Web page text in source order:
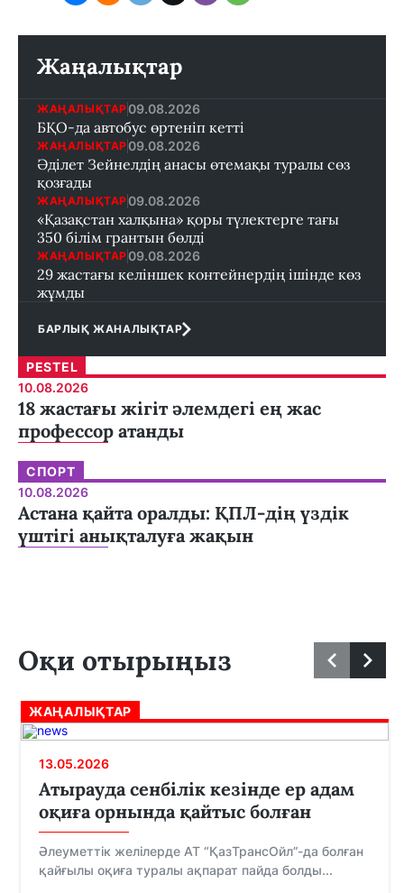
Жаңалықтар
ЖАҢАЛЫҚТАР 09.08.2026
БҚО-да автобус өртеніп кетті
ЖАҢАЛЫҚТАР 09.08.2026
Әділет Зейнелдің анасы өтемақы туралы сөз
қозғады
ЖАҢАЛЫҚТАР 09.08.2026
«Қазақстан халқына» қоры түлектерге тағы
350 білім грантын бөлді
ЖАҢАЛЫҚТАР 09.08.2026
29 жастағы келіншек контейнердің ішінде көз
жұмды
БАРЛЫҚ ЖАНАЛЫҚТАР
PESTEL
10.08.2026
18 жастағы жігіт әлемдегі ең жас
профессор атанды
СПОРТ
10.08.2026
Астана қайта оралды: ҚПЛ-дің үздік
үштігі анықталуға жақын
Оқи отырыңыз
ЖАҢАЛЫҚТАР
13.05.2026
Атырауда сенбілік кезінде ер адам
оқиға орнында қайтыс болған
Әлеуметтік желілерде АТ “ҚазТрансОйл”-да болған
қайғылы оқиға туралы ақпарат пайда болды...